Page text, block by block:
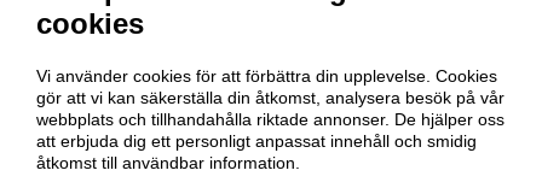
cookies
Vi använder cookies för att förbättra din upplevelse. Cookies
gör att vi kan säkerställa din åtkomst, analysera besök på vår
webbplats och tillhandahålla riktade annonser. De hjälper oss
att erbjuda dig ett personligt anpassat innehåll och smidig
åtkomst till användbar information.
Molten
850,00 SEK (moms 0%)
Lägg till